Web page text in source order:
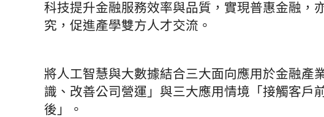
科技提升金融服務效率與品質，實現普惠金融，
究，促進產學雙方人才交流。
將人工智慧與大數據結合三大面向應用於金融產
識、改善公司營運」與三大應用情境「接觸客戶
後」。